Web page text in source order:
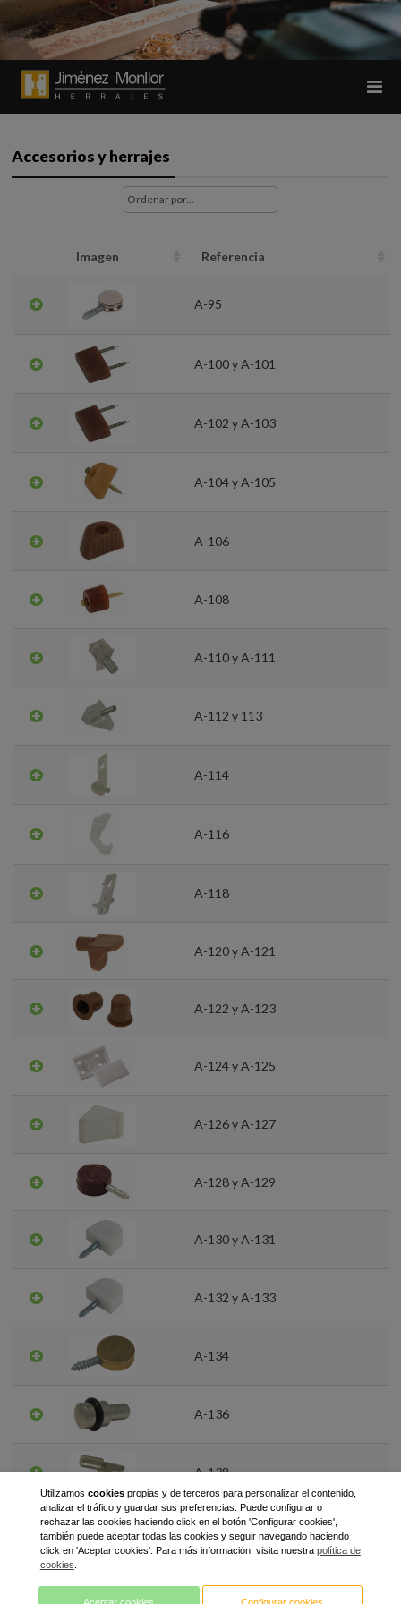
Accesorios y herrajes
Imagen Referencia
A-95
A-100 y A-101
A-102 y A-103
A-104 y A-105
A-106
A-108
A-110 y A-111
A-112 y 113
A-114
A-116
A-118
A-120 y A-121
A-122 y A-123
A-124 y A-125
A-126 y A-127
A-128 y A-129
A-130 y A-131
A-132 y A-133
A-134
A-136
A-138
A-140
A-142
Utilizamos cookiespropias y de terceros para personalizar el contenido,
analizar el tráfico y guardar sus preferencias. Puede configurar o
rechazar las cookies haciendo click en el botón 'Configurar cookies',
también puede aceptar todas las cookies y seguir navegando haciendo
click en 'Aceptar cookies'. Para más información, visita nuestra política de
cookies